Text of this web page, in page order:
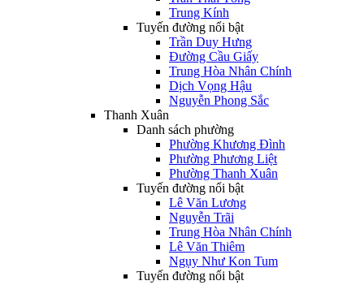
Trung Kính
Tuyến đường nổi bật
Trần Duy Hưng
Đường Cầu Giấy
Trung Hòa Nhân Chính
Dịch Vọng Hậu
Nguyễn Phong Sắc
Thanh Xuân
Danh sách phường
Phường Khương Đình
Phường Phương Liệt
Phường Thanh Xuân
Tuyến đường nổi bật
Lê Văn Lương
Nguyễn Trãi
Trung Hòa Nhân Chính
Lê Văn Thiêm
Ngụy Như Kon Tum
Tuyến đường nổi bật